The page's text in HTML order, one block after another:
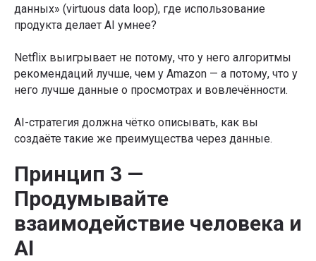
данных» (virtuous data loop), где использование
продукта делает AI умнее?
Netflix выигрывает не потому, что у него алгоритмы
рекомендаций лучше, чем у Amazon — а потому, что у
него лучше данные о просмотрах и вовлечённости.
AI-стратегия должна чётко описывать, как вы
создаёте такие же преимущества через данные.
Принцип 3 —
Продумывайте
взаимодействие человека и
AI